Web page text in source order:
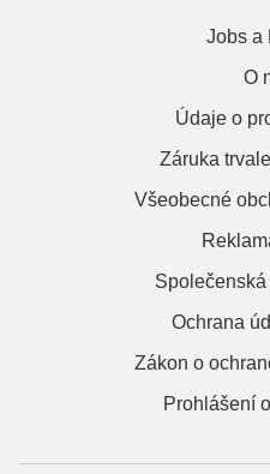
Jobs a
O
Údaje o
Záruka
Všeobecné
Ochrana
Zákon o
Prohlášení